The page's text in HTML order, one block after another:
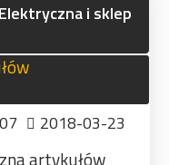
i sklep
2018-03-23
artykułów